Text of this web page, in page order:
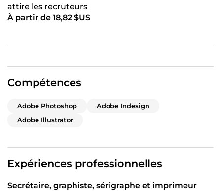
attire les recruteurs
À partir de 18,82 $US
Compétences
Adobe Photoshop
Adobe Indesign
Adobe Illustrator
Expériences professionnelles
Secrétaire, graphiste, sérigraphe et imprimeur